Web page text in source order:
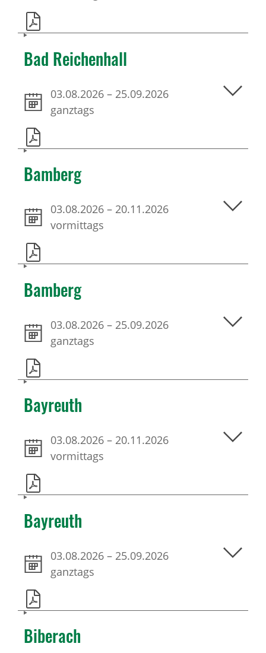
Bad Reichenhall
03.08.2026 – 25.09.2026
ganztags
Bamberg
03.08.2026 – 20.11.2026
vormittags
Bamberg
03.08.2026 – 25.09.2026
ganztags
Bayreuth
03.08.2026 – 20.11.2026
vormittags
Bayreuth
03.08.2026 – 25.09.2026
ganztags
Biberach